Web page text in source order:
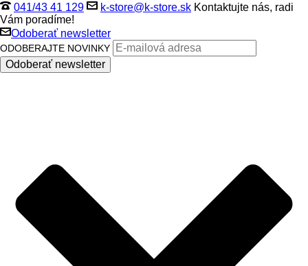
041/43 41 129 k-store@k-store.sk Kontaktujte nás, radi
Vám poradíme!
Odoberať newsletter
ODOBERAJTE NOVINKY